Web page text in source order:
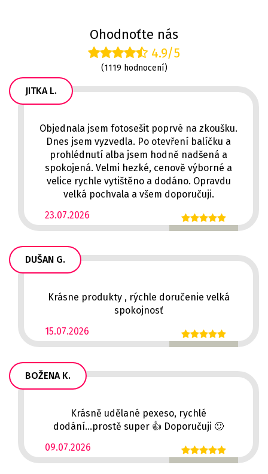
Ohodnoťte nás
4.9/5
(1119 hodnocení)
JITKA L.
23.07.2026
Objednala jsem fotosešit poprvé na zkoušku.
Dnes jsem vyzvedla. Po otevření balíčku a
prohlédnutí alba jsem hodně nadšená a
spokojená. Velmi hezké, cenově výborné a
velice rychle vytištěno a dodáno. Opravdu
velká pochvala a všem doporučuji.
DUŠAN G.
15.07.2026
Krásne produkty , rýchle doručenie velká
spokojnosť
BOŽENA K.
09.07.2026
Krásně udělané pexeso, rychlé
dodání...prostě super 👍 Doporučuji 🙂